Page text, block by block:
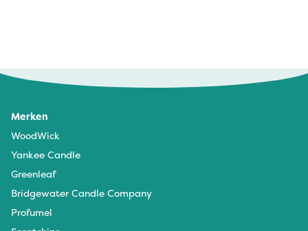
Merken
WoodWick
Yankee Candle
Greenleaf
Bridgewater Candle Company
Profumel